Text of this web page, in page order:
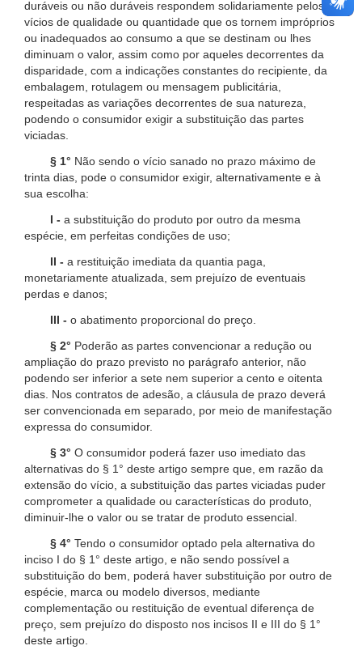
duráveis ou não duráveis respondem solidariamente pelos
vícios de qualidade ou quantidade que os tornem impróprios
ou inadequados ao consumo a que se destinam ou lhes
diminuam o valor, assim como por aqueles decorrentes da
disparidade, com a indicações constantes do recipiente, da
embalagem, rotulagem ou mensagem publicitária,
respeitadas as variações decorrentes de sua natureza,
podendo o consumidor exigir a substituição das partes
viciadas.
§ 1° Não sendo o vício sanado no prazo máximo de
trinta dias, pode o consumidor exigir, alternativamente e à
sua escolha:
I - a substituição do produto por outro da mesma
espécie, em perfeitas condições de uso;
II - a restituição imediata da quantia paga,
monetariamente atualizada, sem prejuízo de eventuais
perdas e danos;
III - o abatimento proporcional do preço.
§ 2° Poderão as partes convencionar a redução ou
ampliação do prazo previsto no parágrafo anterior, não
podendo ser inferior a sete nem superior a cento e oitenta
dias. Nos contratos de adesão, a cláusula de prazo deverá
ser convencionada em separado, por meio de manifestação
expressa do consumidor.
§ 3° O consumidor poderá fazer uso imediato das
alternativas do § 1° deste artigo sempre que, em razão da
extensão do vício, a substituição das partes viciadas puder
comprometer a qualidade ou características do produto,
diminuir-lhe o valor ou se tratar de produto essencial.
§ 4° Tendo o consumidor optado pela alternativa do
inciso I do § 1° deste artigo, e não sendo possível a
substituição do bem, poderá haver substituição por outro de
espécie, marca ou modelo diversos, mediante
complementação ou restituição de eventual diferença de
preço, sem prejuízo do disposto nos incisos II e III do § 1°
deste artigo.